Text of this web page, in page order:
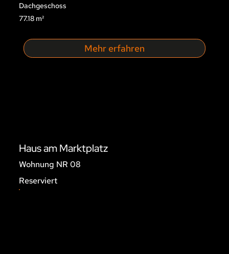
Dachgeschoss
77.18 m²
Mehr erfahren
Haus am Marktplatz
Wohnung NR 08
Reserviert